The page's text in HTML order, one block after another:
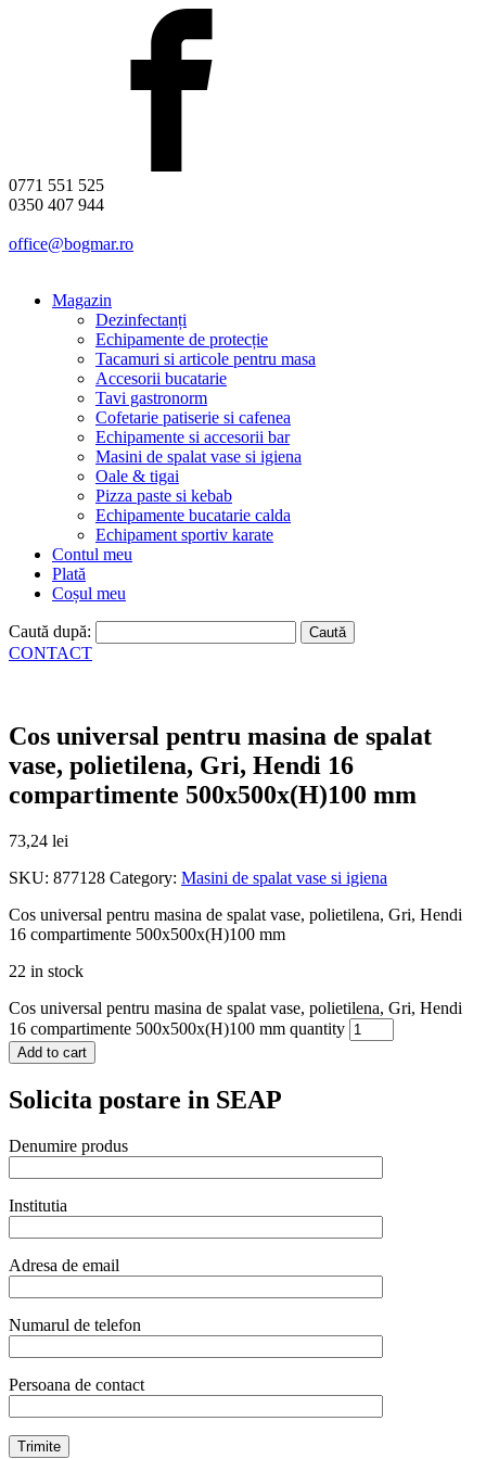
0771 551 525
0350 407 944
office@bogmar.ro
Magazin
Dezinfectanți
Echipamente de protecție
Tacamuri si articole pentru masa
Accesorii bucatarie
Tavi gastronorm
Cofetarie patiserie si cafenea
Echipamente si accesorii bar
Masini de spalat vase si igiena
Oale & tigai
Pizza paste si kebab
Echipamente bucatarie calda
Echipament sportiv karate
Contul meu
Plată
Coșul meu
Caută după:
CONTACT
Cos universal pentru masina de spalat
vase, polietilena, Gri, Hendi 16
compartimente 500x500x(H)100 mm
73,24 lei
SKU: 877128 Category: Masini de spalat vase si igiena
Cos universal pentru masina de spalat vase, polietilena, Gri, Hendi
16 compartimente 500x500x(H)100 mm
22 in stock
Cos universal pentru masina de spalat vase, polietilena, Gri, Hendi
16 compartimente 500x500x(H)100 mm quantity
Add to cart
Solicita postare in SEAP
Denumire produs
Institutia
Adresa de email
Numarul de telefon
Persoana de contact